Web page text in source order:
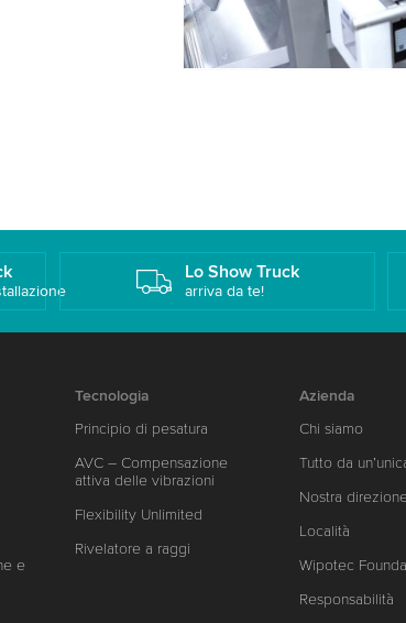
Accetta
Lo Show Truck
arriva da te!
e
Tecnologia
Principio di pesatura
AVC – Compensazione
attiva delle vibrazioni
Flexibility Unlimited
Rivelatore a raggi
Azienda
Chi siamo
Tutto da
Nostra direzione
Località
Wipotec
Responsabilità